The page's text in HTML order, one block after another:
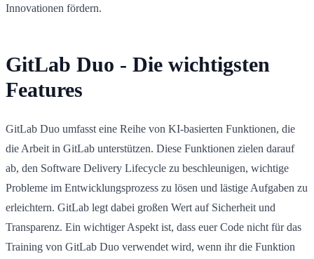
Innovationen fördern.
GitLab Duo - Die wichtigsten
Features
GitLab Duo umfasst eine Reihe von KI-basierten Funktionen, die
die Arbeit in GitLab unterstützen. Diese Funktionen zielen darauf
ab, den Software Delivery Lifecycle zu beschleunigen, wichtige
Probleme im Entwicklungsprozess zu lösen und lästige Aufgaben zu
erleichtern. GitLab legt dabei großen Wert auf Sicherheit und
Transparenz. Ein wichtiger Aspekt ist, dass euer Code nicht für das
Training von GitLab Duo verwendet wird, wenn ihr die Funktion